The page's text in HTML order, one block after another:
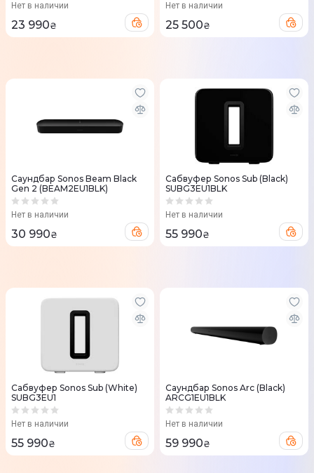
Нет в наличии
23 990₴
Нет в наличии
25 500₴
Саундбар Sonos Beam Black
Gen 2 (BEAM2EU1BLK)
Нет в наличии
30 990₴
Сабвуфер Sonos Sub (Black)
SUBG3EU1BLK
Нет в наличии
55 990₴
Сабвуфер Sonos Sub (White)
SUBG3EU1
Нет в наличии
55 990₴
Саундбар Sonos Arc (Black)
ARCG1EU1BLK
Нет в наличии
59 990₴